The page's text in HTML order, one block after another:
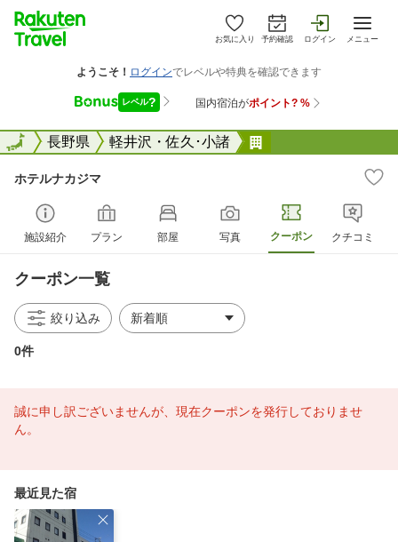
お気に入り 予約確認 ログイン メニュー
全国長野県 軽井沢・佐久･小諸
全国
ホテルナカジマ
施設紹介 プラン 部屋 写真 クーポン クチコミ
クーポン一覧
絞り込み
0件
誠に申し訳ございませんが、現在クーポンを発行しておりませ
ん。
最近見た宿